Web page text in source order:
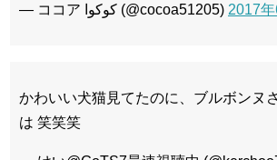
— ココア كوكوا (@cocoa51205) 2017
かわいい犬猫見てたのに、ブルボンヌ
は 笑笑笑